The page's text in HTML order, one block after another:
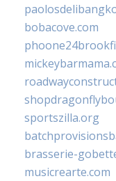
bobacove.com
sportszilla.org
brasserie-
musicrearte.com